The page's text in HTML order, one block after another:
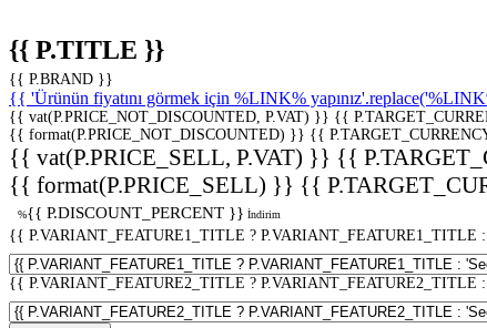
{{ P.TITLE }}
{{ P.BRAND }}
{{ 'Ürünün fiyatını görmek için %LINK%
{{ vat(P.PRICE_NOT_DISCOUNTED, P.VAT) }} {{
{{ format(P.PRICE_NOT_DISCOUNTED) }} {{
{{ vat(P.PRICE_SELL, P.VAT) }} {{
{{ format(P.PRICE_SELL) }} {{
%{{ P.DISCOUNT_PERCENT }} İndirim
{{ P.VARIANT_FEATURE1_TITLE ? P.VARIANT_FEATURE1_TITLE
{{ P.VARIANT_FEATURE2_TITLE ? P.VARIANT_FEATURE2_TITLE